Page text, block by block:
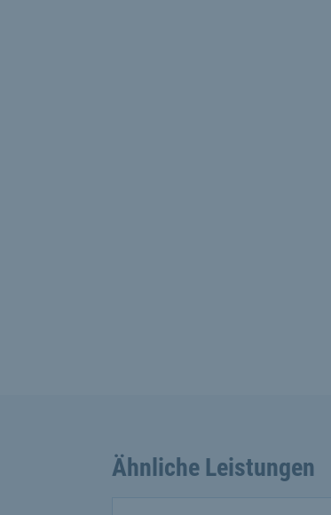
Ähnliche Leistungen